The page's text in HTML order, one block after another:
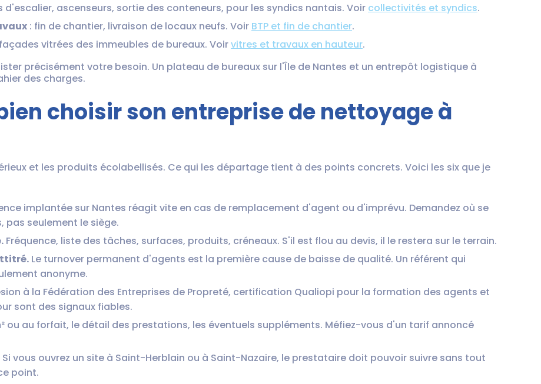
d'escalier, ascenseurs, sortie des conteneurs, pour les syndics nantais. Voir collectivités et syndics.
: fin de chantier, livraison de locaux neufs. Voir BTP et fin de chantier.
vitrées des immeubles de bureaux. Voirvitres et travaux en hauteur.
précisément votre besoin. Un plateau de bureaux sur l'Île de Nantes et un entrepôt logistique à
des charges.
choisir son entreprise de nettoyage à
et les produits écolabellisés. Ce qui les départage tient à des points concrets. Voici les six que je
implantée sur Nantes réagit vite en cas de remplacement d'agent ou d'imprévu. Demandez où se
pas seulement le siège.
Fréquence, liste des tâches, surfaces, produits, créneaux. S'il est flou au devis, il le restera sur le terrain.
Le turnover permanent d'agents est la première cause de baisse de qualité. Un référent qui
anonyme.
à la Fédération des Entreprises de Propreté, certification Qualiopi pour la formation des agents et
sont des signaux fiables.
ou au forfait, le détail des prestations, les éventuels suppléments. Méfiez-vous d'un tarif annoncé
Si vous ouvrez un site à Saint-Herblain ou à Saint-Nazaire, le prestataire doit pouvoir suivre sans tout
point.